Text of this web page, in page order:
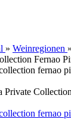
» Weinregionen »
Fernao
Private